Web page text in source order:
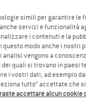
simili per garantire le
servizi e funzionalità
i contenuti e la
questo modo anche i nostri
analisi vengono a
quali si trovano in paesi
i vostri dati, ad esempio
tutto” accettate che
accettare alcun cookie